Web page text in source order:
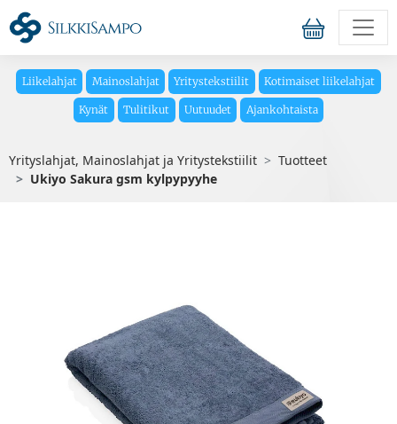
Liikelahjat Mainoslahjat Yritystekstiilit Kotimaiset liikelahjat
Kynät Tulitikut Uutuudet Ajankohtaista
Yrityslahjat, Mainoslahjat ja Yritystekstiilit
Tuotteet
Ukiyo Sakura gsm kylpypyyhe